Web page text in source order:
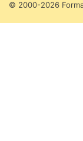
© 2000-2026